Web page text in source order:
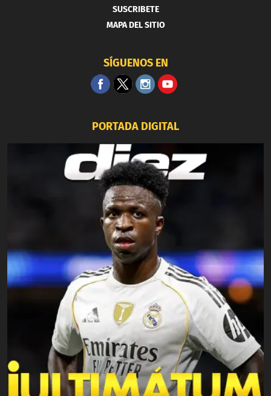
SUSCRIBETE
MAPA DEL SITIO
SÍGUENOS EN
PORTADA DIGITAL